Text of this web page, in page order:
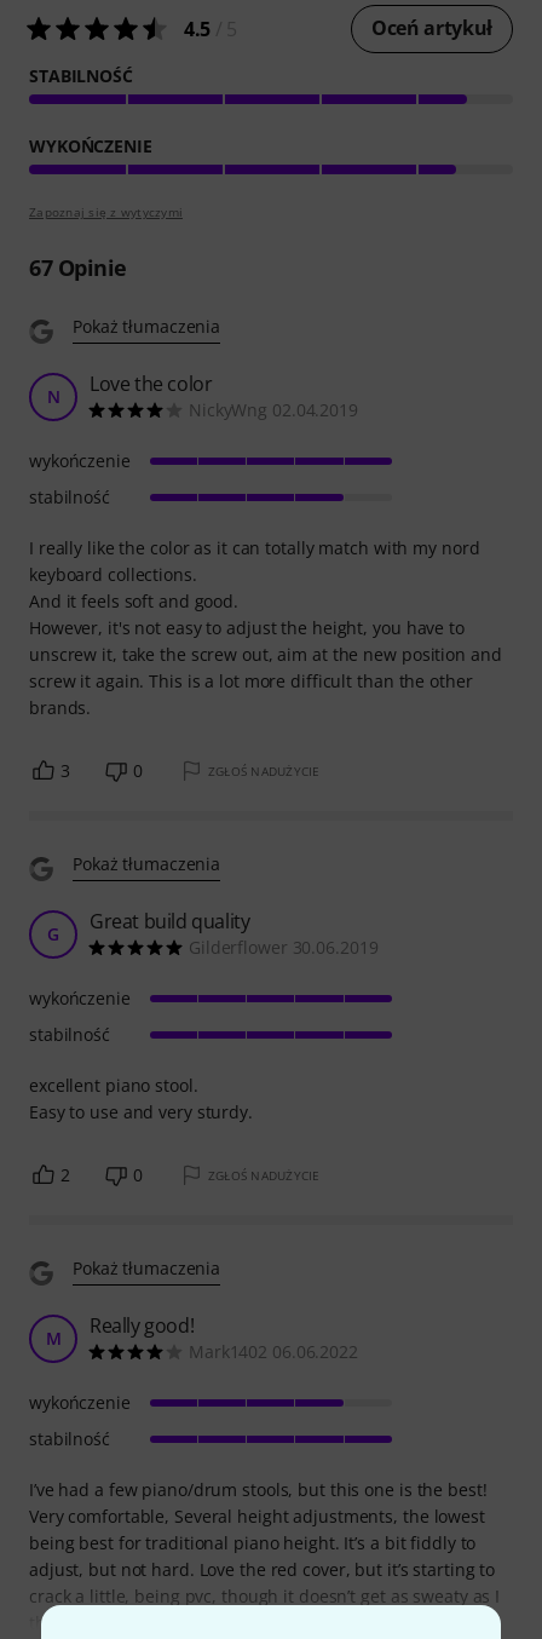
4.5 Oceń artykuł
STABILNOŚĆ
WYKOŃCZENIE
Zapoznaj się z wytyczymi
67Opinie
Pokaż tłumaczenia
N Love the color
NickyWng 02.04.2019
I really like the color as it can totally match with my nord
keyboard collections.
And it feels soft and good.
However, it's not easy to adjust the height, you have to
unscrew it, take the screw out, aim at the new position and
screw it again. This is a lot more difficult than the other
brands.
wykończenie
stabilność
3 0 ZGŁOŚ NADUŻYCIE
Pokaż tłumaczenia
G Great build quality
Gilderflower 30.06.2019
excellent piano stool.
Easy to use and very sturdy.
wykończenie
stabilność
2 0 ZGŁOŚ NADUŻYCIE
Pokaż tłumaczenia
M Really good!
Mark1402 06.06.2022
I’ve had a few piano/drum stools, but this one is the best!
Very comfortable, Several height adjustments, the lowest
being best for traditional piano height. It’s a bit fiddly to
adjust, but not hard. Love the red cover, but it’s starting to
crack a little, being pvc, though it doesn’t get as sweaty as I
thought it would. It’s very solid and comfy for long playing
wykończenie
stabilność